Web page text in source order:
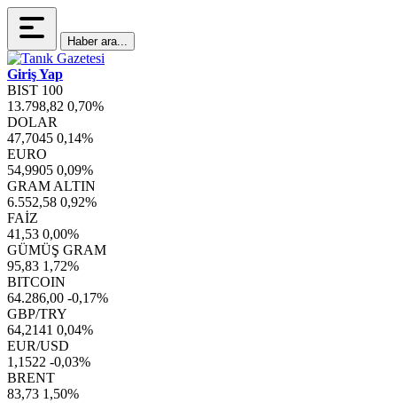
Haber ara...
Giriş Yap
BIST 100
13.798,82 0,70%
DOLAR
47,7045 0,14%
EURO
54,9905 0,09%
GRAM ALTIN
6.552,58 0,92%
FAİZ
41,53 0,00%
GÜMÜŞ GRAM
95,83 1,72%
BITCOIN
64.286,00 -0,17%
GBP/TRY
64,2141 0,04%
EUR/USD
1,1522 -0,03%
BRENT
83,73 1,50%